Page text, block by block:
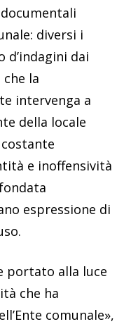
diversi i
dai
la
intervenga a
della locale
e inoffensività
espressione di
portato alla luce
che ha
comunale»,